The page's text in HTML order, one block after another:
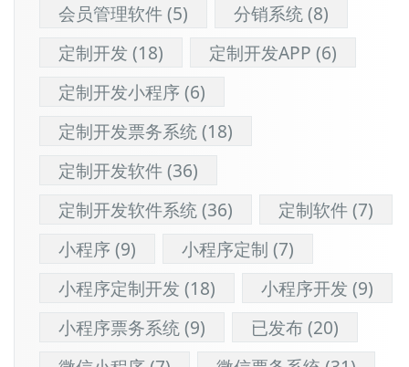
会员管理软件(5) 分销系统(8)
定制开发 (18) 定制开发APP (6)
定制开发小程序(6)
定制开发票务系统(18)
定制开发软件(36)
定制开发软件系统(36) 定制软件(7)
小程序(9) 小程序定制 (7)
小程序定制开发 (18) 小程序开发 (9)
小程序票务系统(9) 已发布(20)